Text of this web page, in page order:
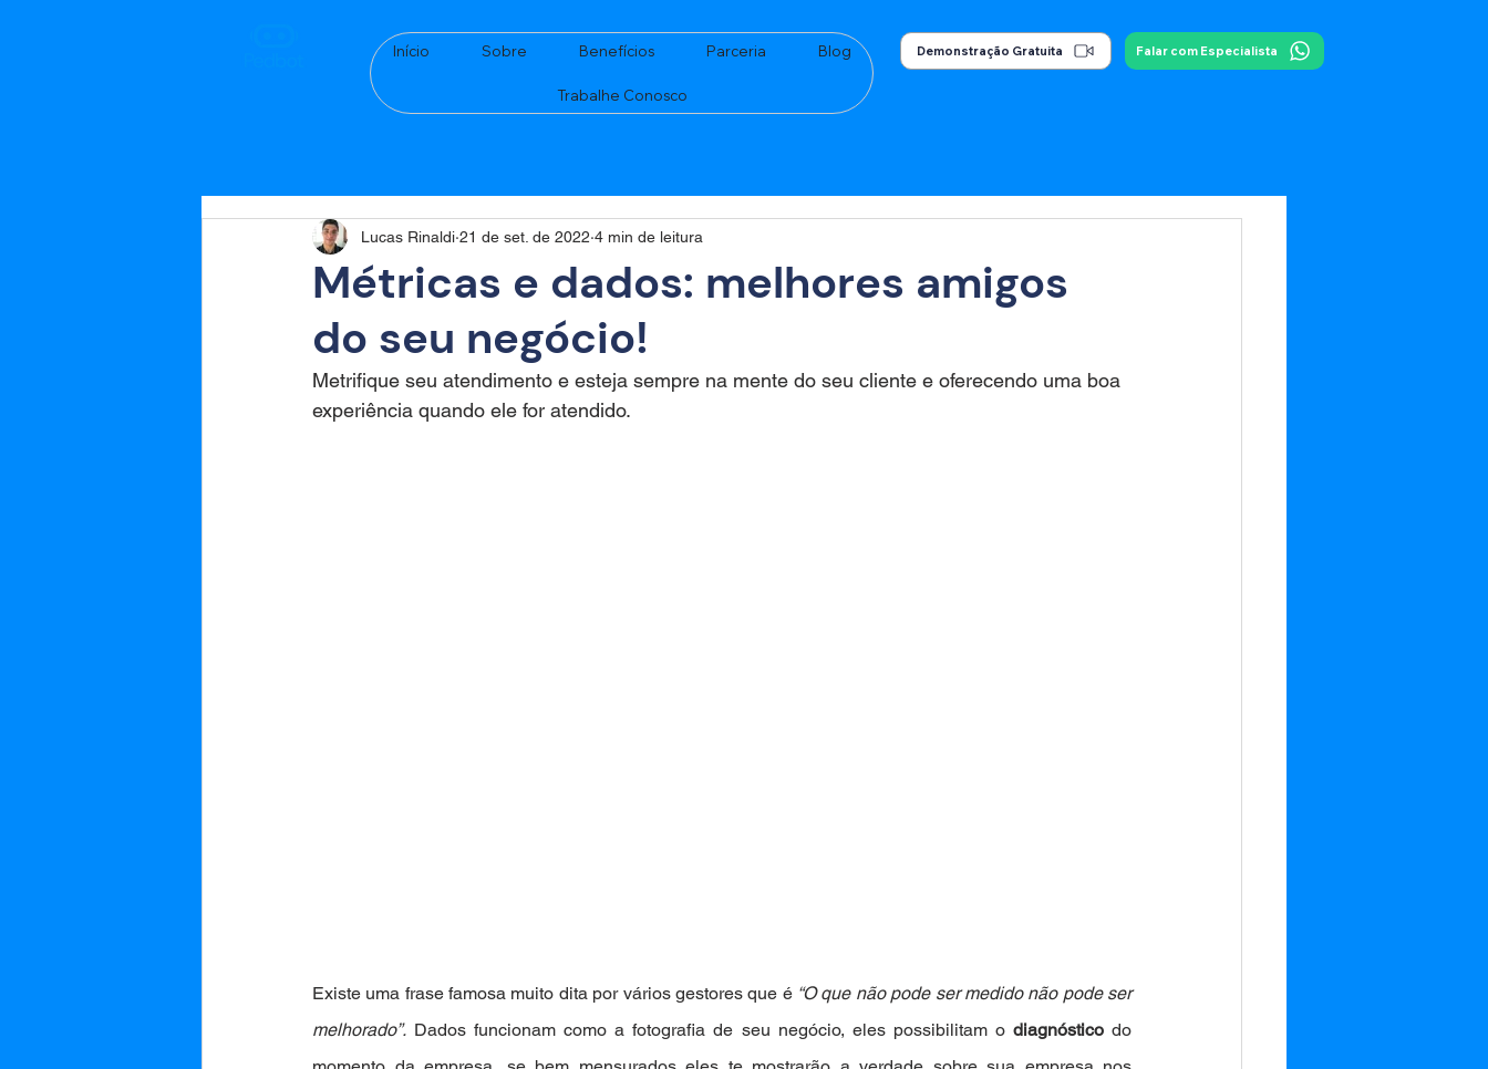
Início Sobre Benefícios Parceria Blog
Trabalhe Conosco
Demonstração Gratuita Falar com Especialista
Métricas e dados: melhores amigos
do seu negócio!
Lucas Rinaldi 21 de set. de 2022 4 min de leitura
Metrifique seu atendimento e esteja sempre na mente do seu cliente e oferecendo uma boa
experiência quando ele for atendido.
Existe uma frase famosa muito dita por vários gestores que é “O que não pode ser medido não pode ser
melhorado”. Dados funcionam como a fotografia de seu negócio, eles possibilitam o diagnóstico do